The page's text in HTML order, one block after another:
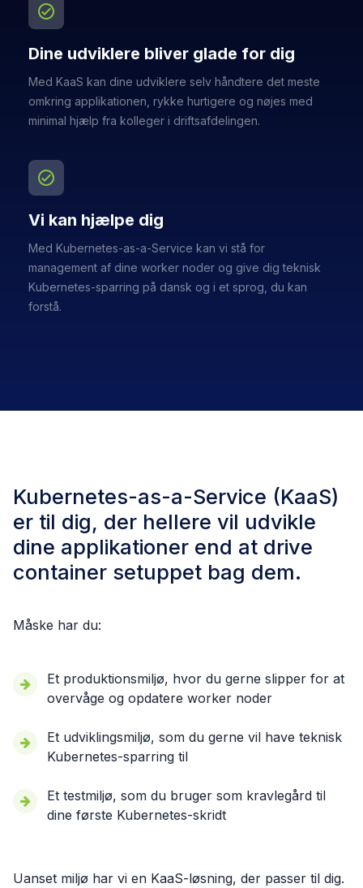
check_circle
Dine udviklere bliver glade for dig
Med KaaS kan dine udviklere selv håndtere det meste
omkring applikationen, rykke hurtigere og nøjes med
minimal hjælp fra kolleger i driftsafdelingen.
check_circle
Vi kan hjælpe dig
Med Kubernetes-as-a-Service kan vi stå for
management af dine worker noder og give dig teknisk
Kubernetes-sparring på dansk og i et sprog, du kan
forstå.
Kubernetes-as-a-Service (KaaS)
er til dig, der hellere vil udvikle
dine applikationer end at drive
container setuppet bag dem.
Måske har du:
Et produktionsmiljø, hvor du gerne slipper for at
overvåge og opdatere worker noder
Et udviklingsmiljø, som du gerne vil have teknisk
Kubernetes-sparring til
Et testmiljø, som du bruger som kravlegård til
dine første Kubernetes-skridt
Uanset miljø har vi en KaaS-løsning, der passer til dig.